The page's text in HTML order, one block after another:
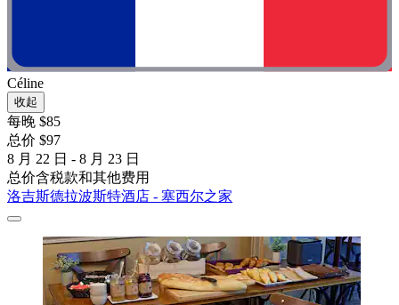
Céline
收起
每晚 $85
总价 $97
8 月 22 日 - 8 月 23 日
总价含税款和其他费用
洛吉斯德拉波斯特酒店 - 塞西尔之家